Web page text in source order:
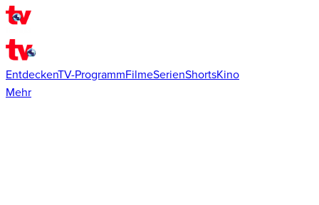
EntdeckenTV-ProgrammFilmeSerienShortsKino
Mehr